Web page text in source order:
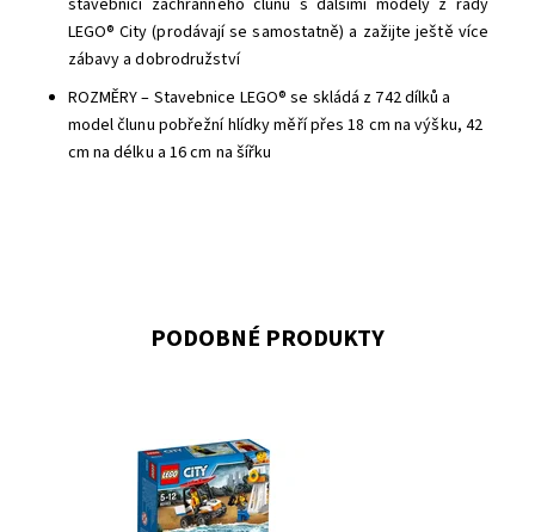
stavebnici záchranného člunu s dalšími modely z řady
LEGO® City (prodávají se samostatně) a zažijte ještě více
zábavy a dobrodružství
ROZMĚRY – Stavebnice LEGO® se skládá z 742 dílků a
model člunu pobřežní hlídky měří přes 18 cm na výšku, 42
cm na délku a 16 cm na šířku
PODOBNÉ PRODUKTY
Popadni vysílačku a vyraz na pláž LEGO® City!
Dostupnost:
Skladem2